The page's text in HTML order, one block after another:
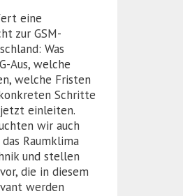
eine
zur GSM-
Was
Aus, welche
welche Fristen
Schritte
einleiten.
wir auch
Raumklima
und stellen
die in diesem
werden